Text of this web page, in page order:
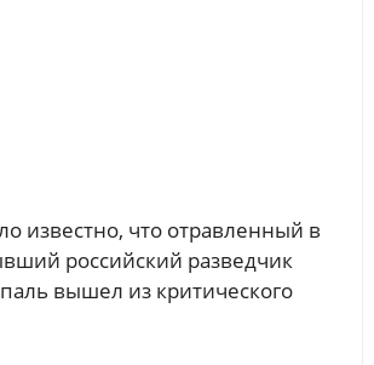
известно, что отравленный в
российский разведчик
вышел из критического